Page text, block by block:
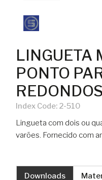
LINGUETA
PONTO
REDONDOS
Index Code: 2-510
Lingueta com dois ou
varões. Fornecido com
Downloads